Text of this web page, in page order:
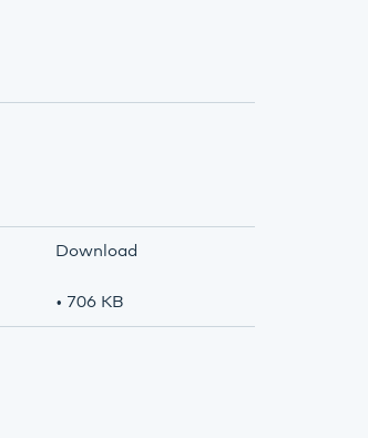
Download
• 706 KB